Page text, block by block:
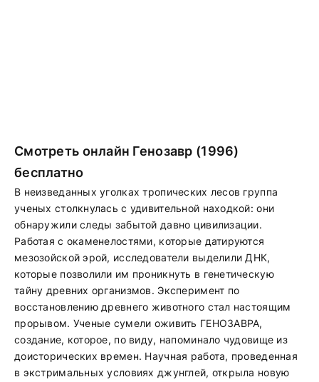
Смотреть онлайн Генозавр (1996)
бесплатно
В неизведанных уголках тропических лесов группа
ученых столкнулась с удивительной находкой: они
обнаружили следы забытой давно цивилизации.
Работая с окаменелостями, которые датируются
мезозойской эрой, исследователи выделили ДНК,
которые позволили им проникнуть в генетическую
тайну древних организмов. Эксперимент по
восстановлению древнего животного стал настоящим
прорывом. Ученые сумели оживить ГЕНОЗАВРА,
создание, которое, по виду, напоминало чудовище из
доисторических времен. Научная работа, проведенная
в экстримальных условиях джунглей, открыла новую